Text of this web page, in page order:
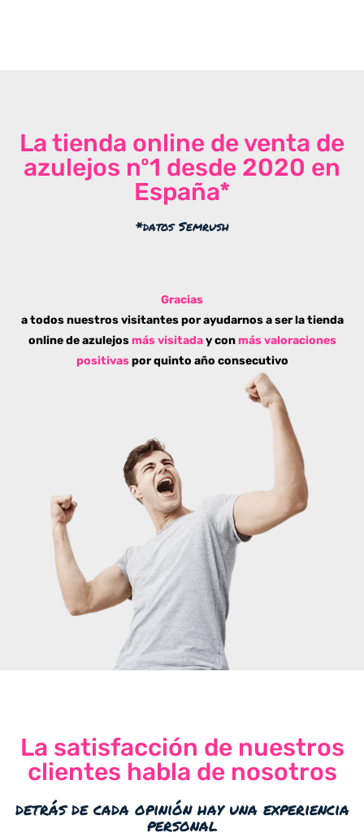
La tienda online de venta de
azulejos nº1 desde 2020 en
España*
*datos Semrush
Gracias
a todos nuestros visitantes por ayudarnos a ser la tienda
online de azulejos más visitaday conmás valoraciones
positivaspor quinto año consecutivo
La satisfacción de nuestros
clientes habla de nosotros
detrás de cada opinión hay una experiencia
personal